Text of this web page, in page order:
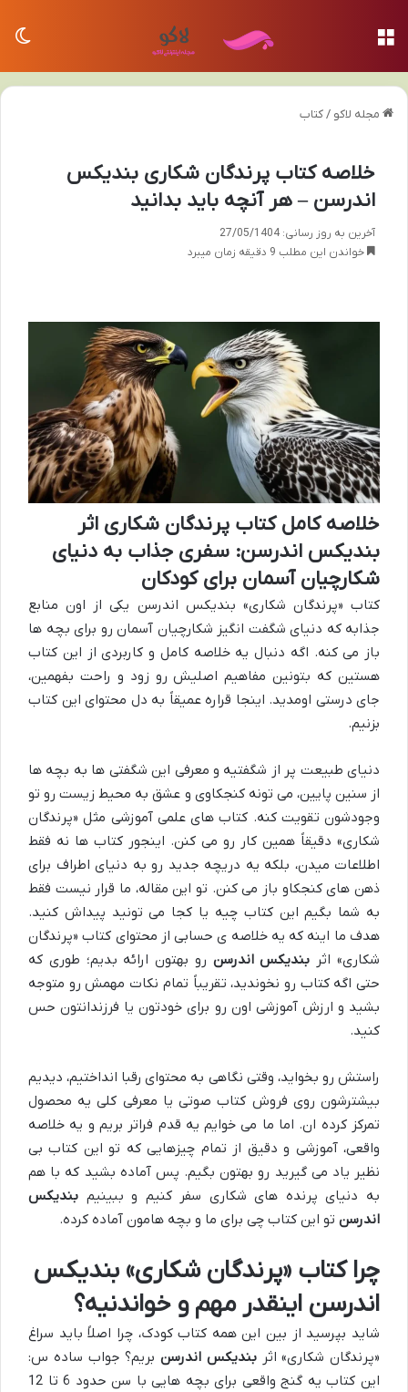
مجله لاکو /کتاب
خلاصه کتاب پرندگان شکاری بندیکس
اندرسن – هر آنچه باید بدانید
آخرین به روز رسانی: 27/05/1404
خواندن این مطلب 9 دقیقه زمان میبرد
خلاصه کامل کتاب پرندگان شکاری اثر
بندیکس اندرسن: سفری جذاب به دنیای
شکارچیان آسمان برای کودکان
کتاب «پرندگان شکاری» بندیکس اندرسن یکی از اون منابع
جذابه که دنیای شگفت انگیز شکارچیان آسمان رو برای بچه ها
باز می کنه. اگه دنبال یه خلاصه کامل و کاربردی از این کتاب
هستین که بتونین مفاهیم اصلیش رو زود و راحت بفهمین،
جای درستی اومدید. اینجا قراره عمیقاً به دل محتوای این کتاب
بزنیم.
دنیای طبیعت پر از شگفتیه و معرفی این شگفتی ها به بچه ها
از سنین پایین، می تونه کنجکاوی و عشق به محیط زیست رو تو
وجودشون تقویت کنه. کتاب های علمی آموزشی مثل «پرندگان
شکاری» دقیقاً همین کار رو می کنن. اینجور کتاب ها نه فقط
اطلاعات میدن، بلکه یه دریچه جدید رو به دنیای اطراف برای
ذهن های کنجکاو باز می کنن. تو این مقاله، ما قرار نیست فقط
به شما بگیم این کتاب چیه یا کجا می تونید پیداش کنید.
هدف ما اینه که یه خلاصه ی حسابی از محتوای کتاب «پرندگان
شکاری» اثر بندیکس اندرسن رو بهتون ارائه بدیم؛ طوری که
حتی اگه کتاب رو نخوندید، تقریباً تمام نکات مهمش رو متوجه
بشید و ارزش آموزشی اون رو برای خودتون یا فرزندانتون حس
کنید.
راستش رو بخواید، وقتی نگاهی به محتوای رقبا انداختیم، دیدیم
بیشترشون روی فروش کتاب صوتی یا معرفی کلی یه محصول
تمرکز کرده ان. اما ما می خوایم یه قدم فراتر بریم و یه خلاصه
واقعی، آموزشی و دقیق از تمام چیزهایی که تو این کتاب بی
نظیر یاد می گیرید رو بهتون بگیم. پس آماده بشید که با هم
به دنیای پرنده های شکاری سفر کنیم و ببینیم بندیکس
اندرسن تو این کتاب چی برای ما و بچه هامون آماده کرده.
چرا کتاب «پرندگان شکاری» بندیکس
اندرسن اینقدر مهم و خواندنیه؟
شاید بپرسید از بین این همه کتاب کودک، چرا اصلاً باید سراغ
«پرندگان شکاری» اثربندیکس اندرسن بریم؟ جواب ساده س:
این کتاب یه گنج واقعی برای بچه هایی با سن حدود 6 تا 12